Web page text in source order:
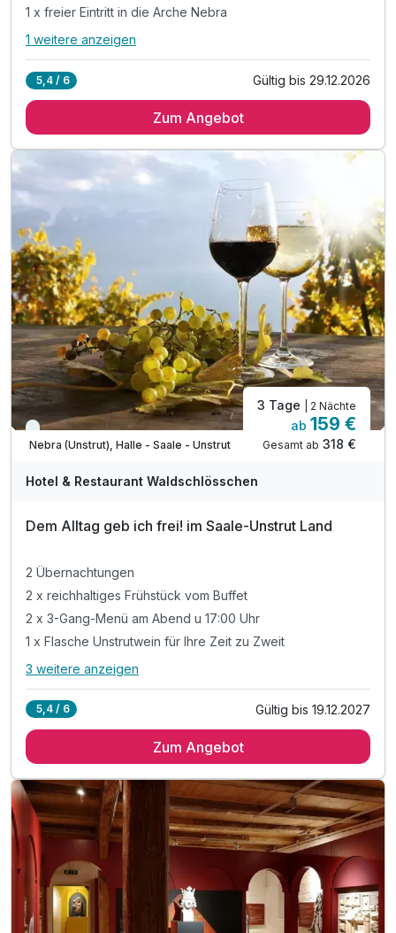
1 x freier Eintritt in die Arche Nebra
Alle Inklusivleistungen
2 x reichhaltiges Frühstück vom Buffet
1 x freier Eintritt in die Arche Nebra
1 x 6er Weinprobe im Hotel
1 weitere anzeigen
5,4 / 6 Gültig bis 29.12.2026
Zum Angebot
Immer verfügbar
Nebra (Unstrut), Halle - Saale - Unstrut
3 Tage | 2 Nächte
ab 159 €
Gesamt ab 318 €
Hotel & Restaurant Waldschlösschen
Dem Alltag geb ich frei! im Saale-Unstrut Land
2 Übernachtungen
2 x reichhaltiges Frühstück vom Buffet
2 x 3-Gang-Menü am Abend u 17:00 Uhr
1 x Flasche Unstrutwein für Ihre Zeit zu Zweit
Alle Inklusivleistungen
2 x reichhaltiges Frühstück vom Buffet
1 x Flasche Unstrutwein für Ihre Zeit zu Zweit
1 x vitaminreicher Obstkorb auf dem Zimmer
inkl. Infopaket über Wander & Kulturaktivitäten
inkl. Parkplatz am Hotel
3 weitere anzeigen
5,4 / 6 Gültig bis 19.12.2027
Zum Angebot